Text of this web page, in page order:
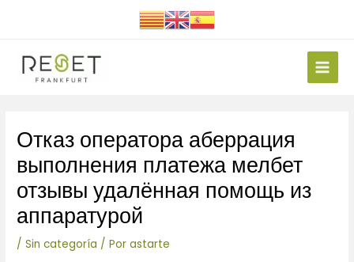
Main
Отказ оператора аберрация
выполнения платежа мелбет
отзывы удалённая помощь из
аппаратурой
/Sin categoría / Porastarte
de
entradas